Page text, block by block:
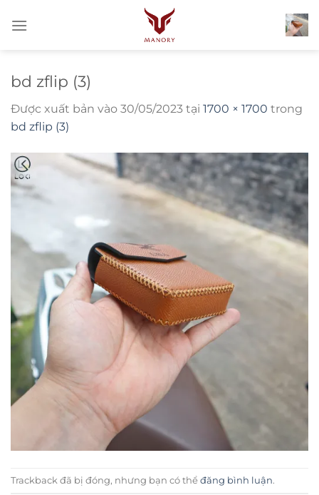
qua
bd zflip (3)
Được xuất bản vào 30/05/2023 tại 1700 × 1700 trong
bd zflip (3)
Trackback đã bị đóng, nhưng bạn có thể đăng bình luận.